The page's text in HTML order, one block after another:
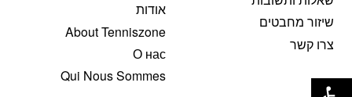
שיזור מחבטים
צרו קשר
אודות
About Tenniszone
О нас
Qui Nous Sommesפתח סרגל נגישות